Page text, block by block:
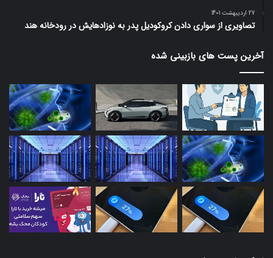
27 اردیبهشت 1401
تصاویری از سواری دادن کروکودیل پدر به نوزادهایش در رودخانه هند
آخرین پست های بازبینی شده